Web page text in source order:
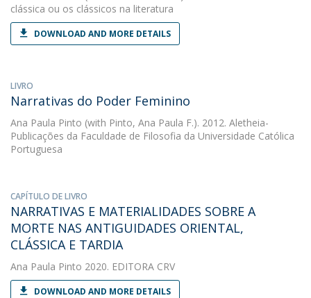
clássica ou os clássicos na literatura
DOWNLOAD AND MORE DETAILS
LIVRO
Narrativas do Poder Feminino
Ana Paula Pinto (with Pinto, Ana Paula F.). 2012. Aletheia-
Publicações da Faculdade de Filosofia da Universidade Católica
Portuguesa
CAPÍTULO DE LIVRO
NARRATIVAS E MATERIALIDADES SOBRE A
MORTE NAS ANTIGUIDADES ORIENTAL,
CLÁSSICA E TARDIA
Ana Paula Pinto 2020. EDITORA CRV
DOWNLOAD AND MORE DETAILS